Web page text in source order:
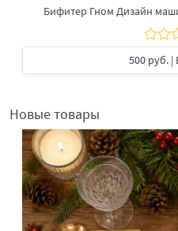
Бифитер Гном Дизайн
500 руб. |
Новые товары